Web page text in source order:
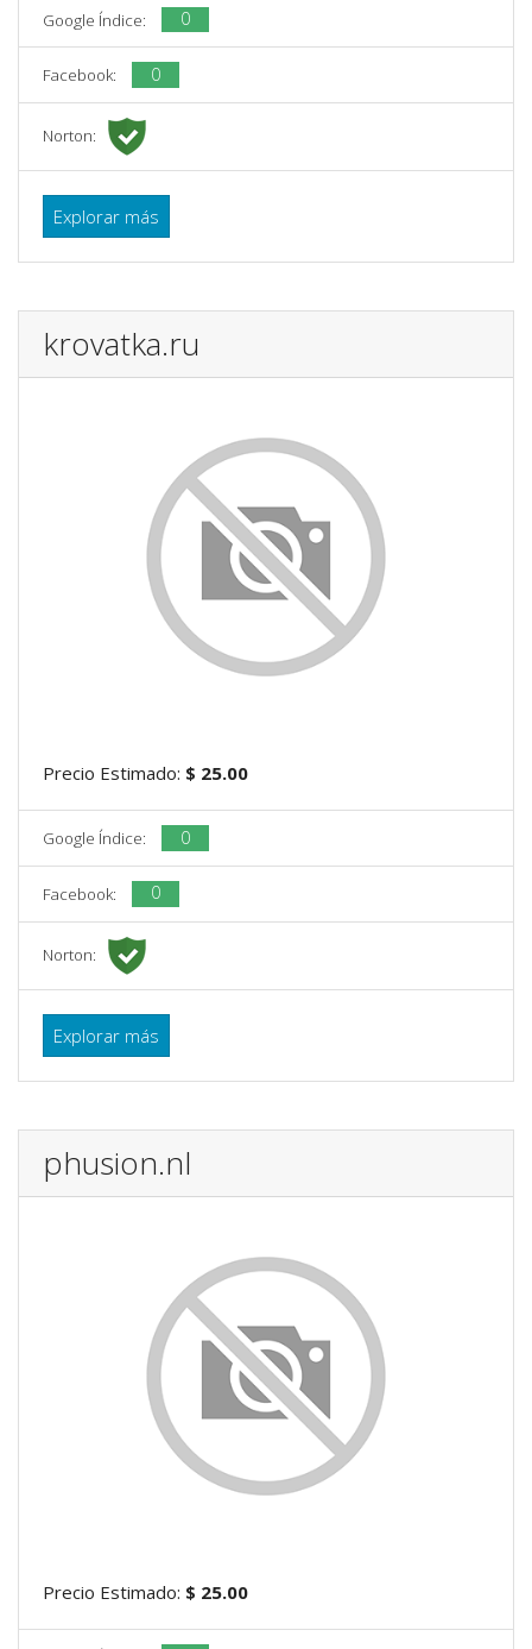
Google Índice: 0
Facebook: 0
Norton:
Explorar más
krovatka.ru
Precio Estimado: $ 25.00
Google Índice: 0
Facebook: 0
Norton:
Explorar más
phusion.nl
Precio Estimado: $ 25.00